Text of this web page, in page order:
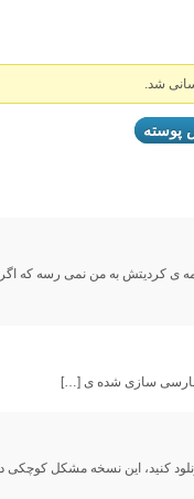
شد.
پوسته
ی کردیتش به من نمی رسه که
کنید، این نسخه مشکل